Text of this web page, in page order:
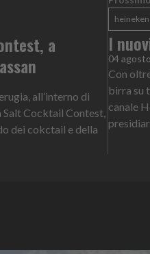
a
all’interno di
Salt Cocktail Contest,
dei cokctail e della
heineken
I
04
Con
birra su
canale